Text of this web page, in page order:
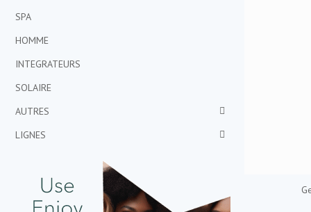
SPA
HOMME
INTEGRATEURS
SOLAIRE
AUTRES
LIGNES